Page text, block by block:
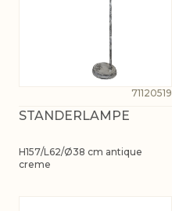
71120519
STANDERLAMPE
H157/L62/Ø38 cm antique
creme